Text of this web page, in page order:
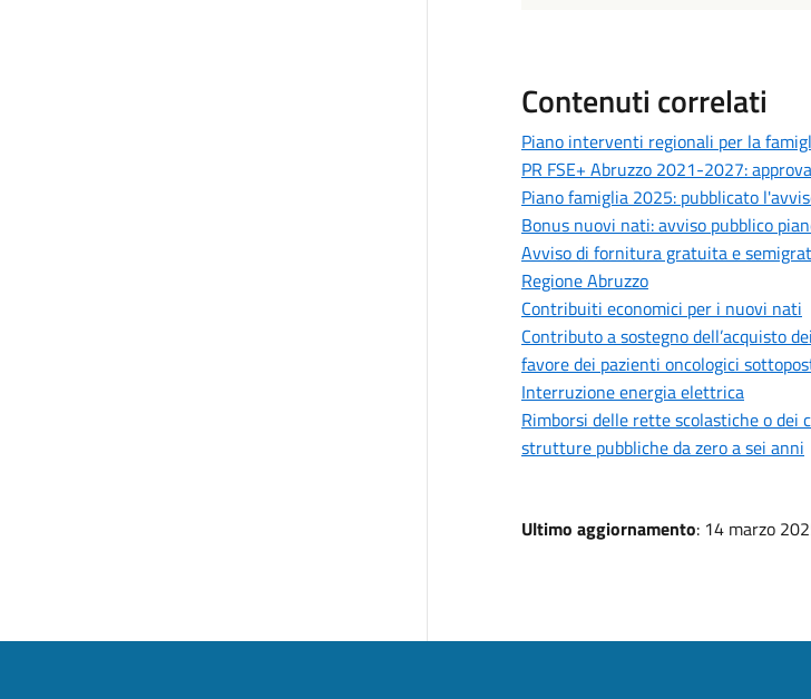
Contenuti correlati
Piano interventi regionali per la
PR FSE+ Abruzzo 2021-2027:
Piano famiglia 2025: pubblicato
Bonus nuovi nati: avviso pubblico
Avviso di fornitura gratuita e
Regione Abruzzo
Contribuiti economici per i nuovi nati
Contributo a sostegno dell’acquisto
favore dei pazienti oncologici
Interruzione energia elettrica
Rimborsi delle rette scolastiche o
strutture pubbliche da zero a sei anni
Ultimo aggiornamento: 14 marzo